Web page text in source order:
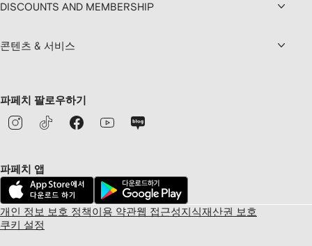
DISCOUNTS AND MEMBERSHIP
콘텐츠 & 서비스
파페치 팔로우하기
파페치 앱
개인 정보 보호 정책 이용 약관웹 접근성 지식재산권 보호
쿠키 설정